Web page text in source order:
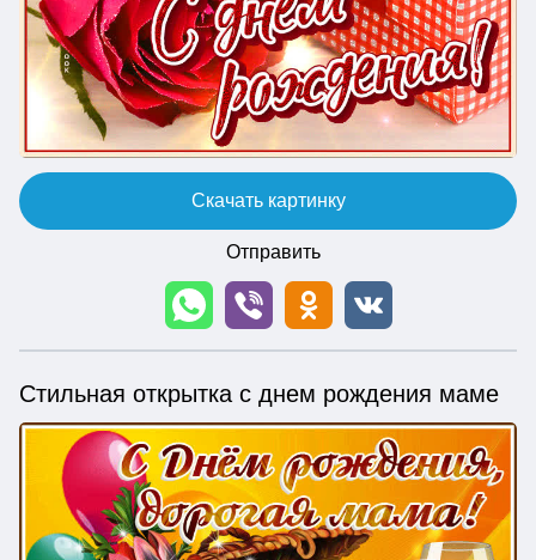
Скачать картинку
Отправить
Стильная открытка с днем рождения маме